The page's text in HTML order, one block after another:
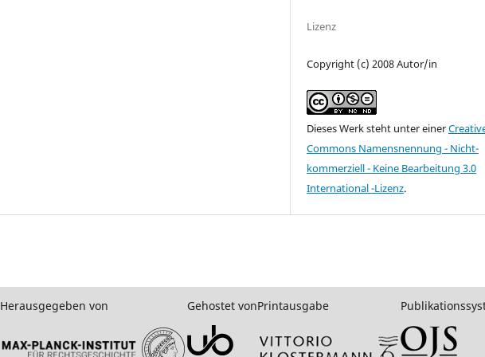
Lizenz
Copyright (c) 2008 Autor/in
Dieses Werk steht unter einer
Commons Namensnennung - Nicht-
kommerziell - Keine Bearbeitung 3.0
International -Lizenz.
Herausgegeben von Gehostet vonPrintausgabe